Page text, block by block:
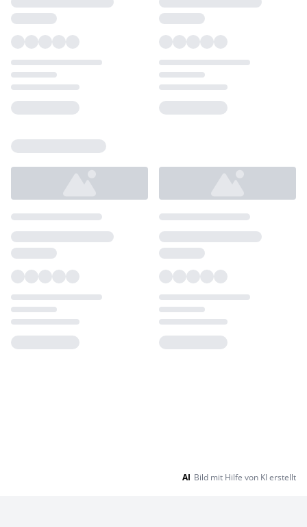
AI Bild mit Hilfe von KI erstellt